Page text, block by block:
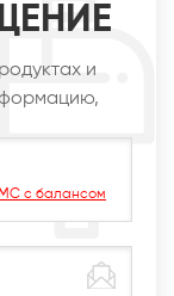
и
с балансом